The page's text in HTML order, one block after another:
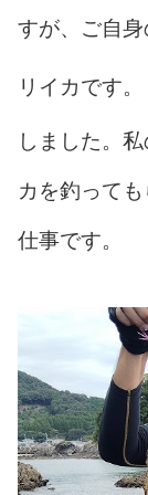
すが、ご自
リイカです。
しました。
カを釣って
仕事です。